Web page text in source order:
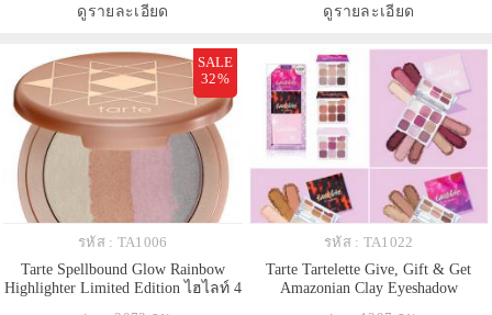
พิกเมนต์แน่นมีทั้งหมด9เฉดสีพร้อม
เสริมความสวยให้เปลือกตาโดดเด่
ดูรายละเอียด
เนื้อแมตต์และชิมเมอร์ละเอียดยิบพิก
เมนต์แน่นมีทั้งหมด9
ดูรายละเอียด
SALE
32%
รหัส : TA1006
Tarte Spellbound Glow Rainbow
Highlighter Limited Edition ไฮไลท์ 4
รหัส : TA1022
Tarte Tartelette Give, Gift & Get
Amazonian Clay Eyeshadow